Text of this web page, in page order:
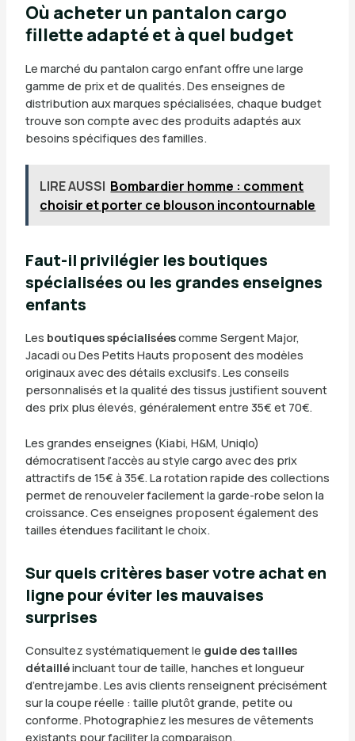
Où acheter un pantalon cargo
fillette adapté et à quel budget
Le marché du pantalon cargo enfant offre une large
gamme de prix et de qualités. Des enseignes de
distribution aux marques spécialisées, chaque budget
trouve son compte avec des produits adaptés aux
besoins spécifiques des familles.
LIRE AUSSI Bombardier homme : comment
choisir et porter ce blouson incontournable
Faut-il privilégier les boutiques
spécialisées ou les grandes enseignes
enfants
Les boutiques spécialiséescomme Sergent Major,
Jacadi ou Des Petits Hauts proposent des modèles
originaux avec des détails exclusifs. Les conseils
personnalisés et la qualité des tissus justifient souvent
des prix plus élevés, généralement entre 35€ et 70€.
Les grandes enseignes (Kiabi, H&M, Uniqlo)
démocratisent l’accès au style cargo avec des prix
attractifs de 15€ à 35€. La rotation rapide des collections
permet de renouveler facilement la garde-robe selon la
croissance. Ces enseignes proposent également des
tailles étendues facilitant le choix.
Sur quels critères baser votre achat en
ligne pour éviter les mauvaises
surprises
Consultez systématiquement le guide des tailles
détailléincluant tour de taille, hanches et longueur
d’entrejambe. Les avis clients renseignent précisément
sur la coupe réelle : taille plutôt grande, petite ou
conforme. Photographiez les mesures de vêtements
existants pour faciliter la comparaison.